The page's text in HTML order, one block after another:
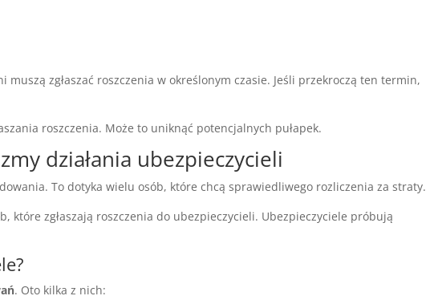
muszą zgłaszać roszczenia w określonym czasie. Jeśli przekroczą ten termin,
roszczenia. Może to uniknąć potencjalnych pułapek.
działania ubezpieczycieli
To dotyka wielu osób, które chcą sprawiedliwego rozliczenia za straty.
które zgłaszają roszczenia do ubezpieczycieli. Ubezpieczyciele próbują
. Oto kilka z nich: